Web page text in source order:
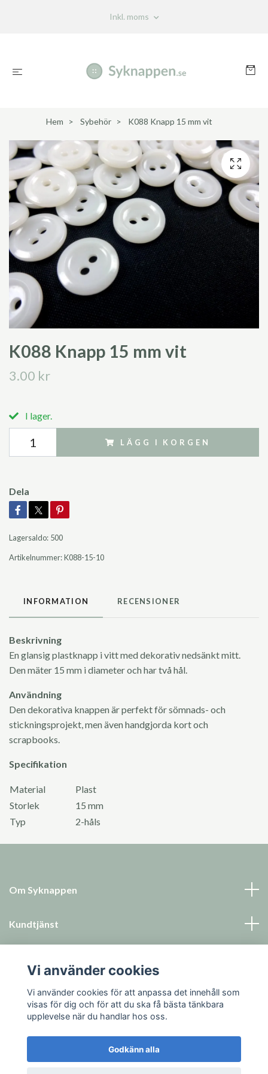
Inkl. moms
Hem Sybehör K088 Knapp 15 mm vit
K088 Knapp 15 mm vit
3.00 kr
I lager.
LÄGG I KORGEN
Dela
Lagersaldo: 500
Artikelnummer:K088-15-10
INFORMATION RECENSIONER
Beskrivning
En glansig plastknapp i vitt med dekorativ nedsänkt mitt.
Den mäter 15 mm i diameter och har två hål.
Användning
Den dekorativa knappen är perfekt för sömnads- och
stickningsprojekt, men även handgjorda kort och
scrapbooks.
Specifikation
Material
Plast
Storlek
15 mm
Typ
2-håls
Om Syknappen
Kundtjänst
Sociala medier
Vi använder cookies
Vi använder cookies för att anpassa det innehåll som
visas för dig och för att du ska få bästa tänkbara
upplevelse när du handlar hos oss.
Godkänn alla